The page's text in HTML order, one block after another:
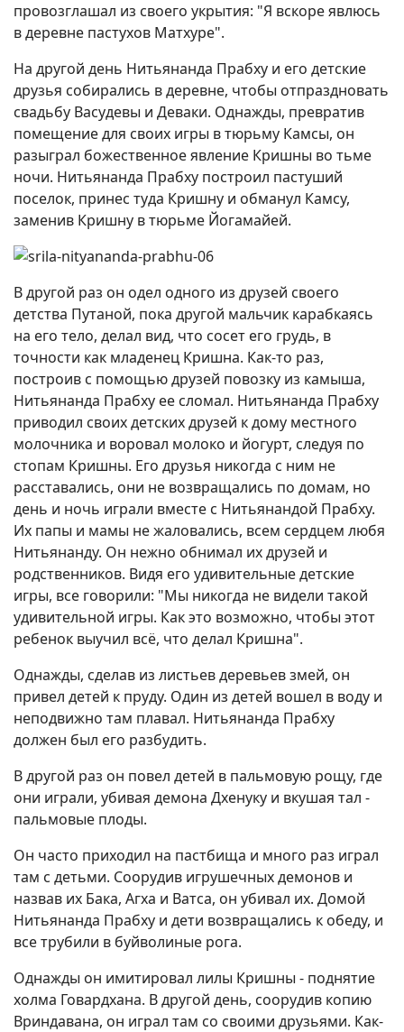
провозглашал из своего укрытия: "Я вскоре явлюсь
в деревне пастухов Матхуре".
На другой день Нитьянанда Прабху и его детские
друзья собирались в деревне, чтобы отпраздновать
свадьбу Васудевы и Деваки. Однажды, превратив
помещение для своих игры в тюрьму Камсы, он
разыграл божественное явление Кришны во тьме
ночи. Нитьянанда Прабху построил пастуший
поселок, принес туда Кришну и обманул Камсу,
заменив Кришну в тюрьме Йогамайей.
В другой раз он одел одного из друзей своего
детства Путаной, пока другой мальчик карабкаясь
на его тело, делал вид, что сосет его грудь, в
точности как младенец Кришна. Как-то раз,
построив с помощью друзей повозку из камыша,
Нитьянанда Прабху ее сломал. Нитьянанда Прабху
приводил своих детских друзей к дому местного
молочника и воровал молоко и йогурт, следуя по
стопам Кришны. Его друзья никогда с ним не
расставались, они не возвращались по домам, но
день и ночь играли вместе с Нитьянандой Прабху.
Их папы и мамы не жаловались, всем сердцем любя
Нитьянанду. Он нежно обнимал их друзей и
родственников. Видя его удивительные детские
игры, все говорили: "Мы никогда не видели такой
удивительной игры. Как это возможно, чтобы этот
ребенок выучил всё, что делал Кришна".
Однажды, сделав из листьев деревьев змей, он
привел детей к пруду. Один из детей вошел в воду и
неподвижно там плавал. Нитьянанда Прабху
должен был его разбудить.
В другой раз он повел детей в пальмовую рощу, где
они играли, убивая демона Дхенуку и вкушая тал -
пальмовые плоды.
Он часто приходил на пастбища и много раз играл
там с детьми. Соорудив игрушечных демонов и
назвав их Бака, Агха и Ватса, он убивал их. Домой
Нитьянанда Прабху и дети возвращались к обеду, и
все трубили в буйволиные рога.
Однажды он имитировал лилы Кришны - поднятие
холма Говардхана. В другой день, соорудив копию
Вриндавана, он играл там со своими друзьями. Как-